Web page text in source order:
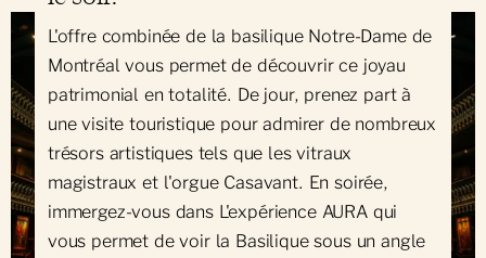
L'offre combinée de la basilique Notre-Dame de
Montréal vous permet de découvrir ce joyau
patrimonial en totalité. De jour, prenez part à
une visite touristique pour admirer de nombreux
trésors artistiques tels que les vitraux
magistraux et l'orgue Casavant. En soirée,
immergez-vous dans L'expérience AURA qui
vous permet de voir la Basilique sous un angle